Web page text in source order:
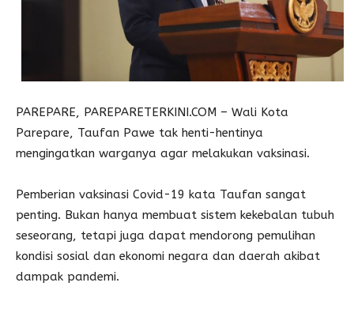
PAREPARE, PAREPARETERKINI.COM – Wali Kota
Parepare, Taufan Pawe tak henti-hentinya
mengingatkan warganya agar melakukan vaksinasi.
Pemberian vaksinasi Covid-19 kata Taufan sangat
penting. Bukan hanya membuat sistem kekebalan tubuh
seseorang, tetapi juga dapat mendorong pemulihan
kondisi sosial dan ekonomi negara dan daerah akibat
dampak pandemi.